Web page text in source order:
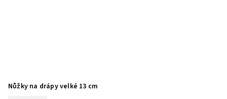
Nůžky na drápy velké 13 cm